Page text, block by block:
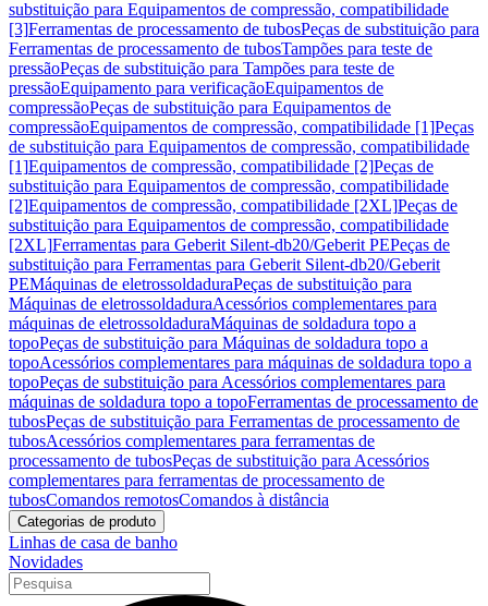
substituição para Equipamentos de compressão, compatibilidade
[3]Ferramentas de processamento de tubosPeças de substituição para
Ferramentas de processamento de tubosTampões para teste de
pressãoPeças de substituição para Tampões para teste de
pressãoEquipamento para verificaçãoEquipamentos de
compressãoPeças de substituição para Equipamentos de
compressãoEquipamentos de compressão, compatibilidade [1]Peças
de substituição para Equipamentos de compressão, compatibilidade
[1]Equipamentos de compressão, compatibilidade [2]Peças de
substituição para Equipamentos de compressão, compatibilidade
[2]Equipamentos de compressão, compatibilidade [2XL]Peças de
substituição para Equipamentos de compressão, compatibilidade
[2XL]Ferramentas para Geberit Silent-db20/Geberit PEPeças de
substituição para Ferramentas para Geberit Silent-db20/Geberit
PEMáquinas de eletrossoldaduraPeças de substituição para
Máquinas de eletrossoldaduraAcessórios complementares para
máquinas de eletrossoldaduraMáquinas de soldadura topo a
topoPeças de substituição para Máquinas de soldadura topo a
topoAcessórios complementares para máquinas de soldadura topo a
topoPeças de substituição para Acessórios complementares para
máquinas de soldadura topo a topoFerramentas de processamento de
tubosPeças de substituição para Ferramentas de processamento de
tubosAcessórios complementares para ferramentas de
processamento de tubosPeças de substituição para Acessórios
complementares para ferramentas de processamento de
tubosComandos remotosComandos à distância
Categorias de produto
Linhas de casa de banho
Novidades